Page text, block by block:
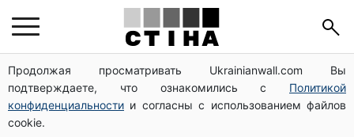
Продолжая просматривать Ukrainianwall.com Вы
подтверждаете, что ознакомились с Политикой
конфиденциальности и согласны с использованием файлов
cookie.
Яйца от 19,90 грн за десяток: АТБ, Сильпо, Varus и
Ашан переписали ценники в августе
172 940 грн защитят жилье от ареста за
коммуналку: с октября порог — 432 тысячи